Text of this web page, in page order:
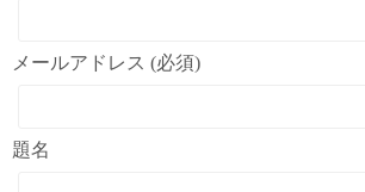
メールアドレス (必須)
題名